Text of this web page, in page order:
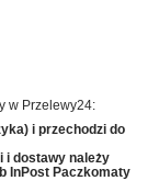
w Przelewy24:
i przechodzi do
i dostawy należy
InPost Paczkomaty